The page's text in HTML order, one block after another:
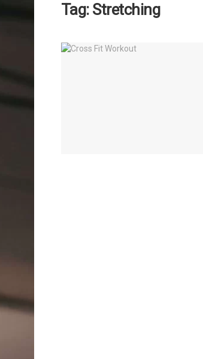
Tag: Stretching